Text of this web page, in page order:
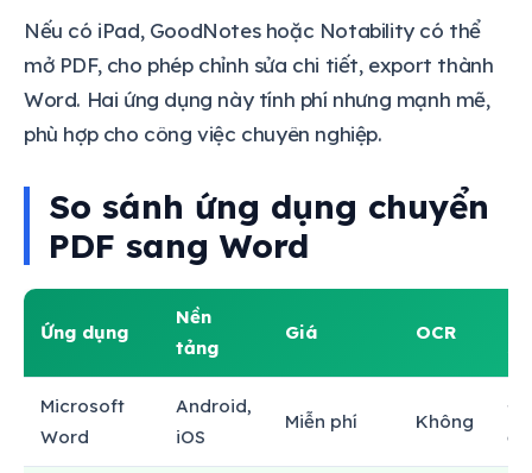
Nếu có iPad, GoodNotes hoặc Notability có thể
mở PDF, cho phép chỉnh sửa chi tiết, export thành
Word. Hai ứng dụng này tính phí nhưng mạnh mẽ,
phù hợp cho công việc chuyên nghiệp.
So sánh ứng dụng chuyển
PDF sang Word
Ứng dụng
Nền
tảng
Giá OCR
Microsoft
Word
Android,
iOS
Miễn phí Không
đủ